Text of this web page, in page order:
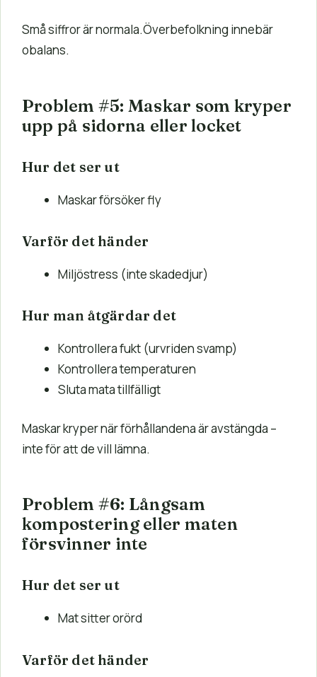
Små siffror är normala.Överbefolkning innebär
obalans.
Problem #5: Maskar som kryper
upp på sidorna eller locket
Hur det ser ut
Maskar försöker fly
Varför det händer
Miljöstress (inte skadedjur)
Hur man åtgärdar det
Kontrollera fukt (urvriden svamp)
Kontrollera temperaturen
Sluta mata tillfälligt
Maskar kryper när förhållandena är avstängda –
inte för att de vill lämna.
Problem #6: Långsam
kompostering eller maten
försvinner inte
Hur det ser ut
Mat sitter orörd
Varför det händer